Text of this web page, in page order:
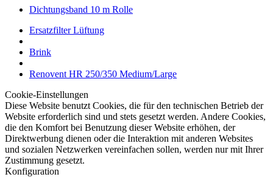
Dichtungsband 10 m Rolle
Ersatzfilter Lüftung
Brink
Renovent HR 250/350 Medium/Large
Cookie-Einstellungen
Diese Website benutzt Cookies, die für den technischen Betrieb der
Website erforderlich sind und stets gesetzt werden. Andere Cookies,
die den Komfort bei Benutzung dieser Website erhöhen, der
Direktwerbung dienen oder die Interaktion mit anderen Websites
und sozialen Netzwerken vereinfachen sollen, werden nur mit Ihrer
Zustimmung gesetzt.
Konfiguration